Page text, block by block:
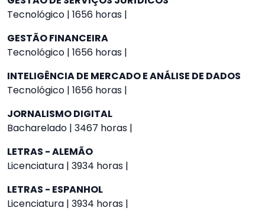
Tecnológico | 1656 horas |
GESTÃO FINANCEIRA
Tecnológico | 1656 horas |
INTELIGÊNCIA DE MERCADO E ANÁLISE DE DADOS
Tecnológico | 1656 horas |
JORNALISMO DIGITAL
Bacharelado | 3467 horas |
LETRAS - ALEMÃO
Licenciatura | 3934 horas |
LETRAS - ESPANHOL
Licenciatura | 3934 horas |